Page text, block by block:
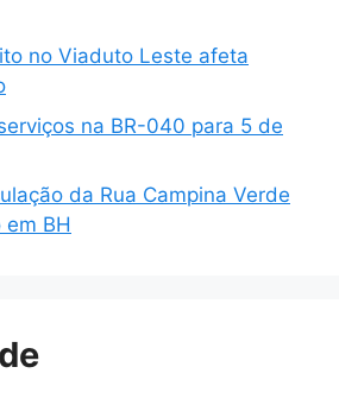
no Viaduto Leste afeta
na BR-040 para 5 de
da Rua Campina Verde
em BH